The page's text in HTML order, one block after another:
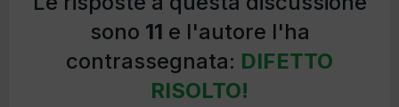
sono 11 e l'autore l'ha
contrassegnata: DIFETTO
RISOLTO!